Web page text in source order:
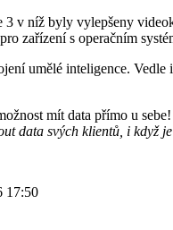
v níž byly vylepšeny
zařízení s operačním
umělé inteligence.
mít data přímo u
data svých klientů, i když
17:50